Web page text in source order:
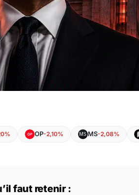
OP-2,10% MS-2,08%
faut retenir :